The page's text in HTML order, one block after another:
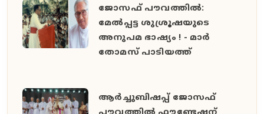
ജോസഫ് പൗവത്തിൽ:
മേൽപ്പട്ട ശുശ്രൂഷയുടെ
അനുപമ ഭാഷ്യം ! - മാർ
തോമസ് പാടിയത്ത്
ആർച്ചുബിഷപ്പ് ജോസഫ്